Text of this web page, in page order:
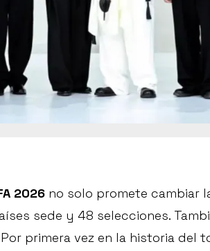
2026 no solo promete cambiar
sede y 48 selecciones.
primera vez en la historia del